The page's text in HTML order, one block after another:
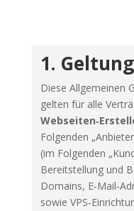
1.
Diese Allgemeinen
gelten für alle
Folgenden
(im Folgenden
Bereitstellung und
Domains,
sowie